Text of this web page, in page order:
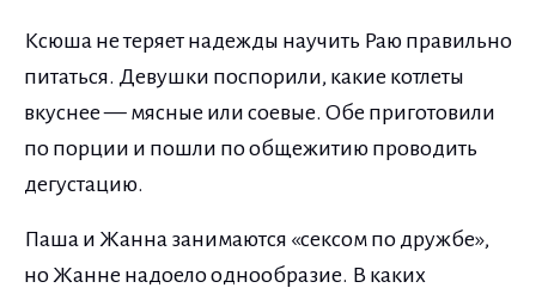
Ксюша не теряет надежды научить Раю правильно
питаться. Девушки поспорили, какие котлеты
вкуснее — мясные или соевые. Обе приготовили
по порции и пошли по общежитию проводить
дегустацию.
Паша и Жанна занимаются «сексом по дружбе»,
но Жанне надоело однообразие. В каких